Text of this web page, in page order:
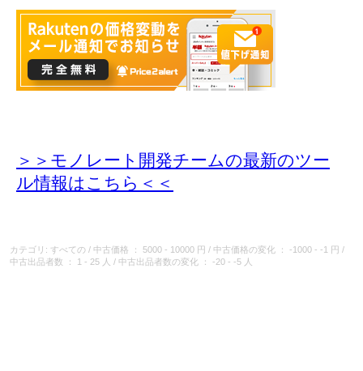
＞＞モノレート開発チームの最新のツー
ル情報はこちら＜＜
カテゴリ: すべての / 中古価格 ： 5000 - 10000 円 / 中古価格の変化 ： -1000 - -1 円
/
中古出品者数
： 1 - 25 人 / 中古出品者数の変化 ： -20 - -5 人